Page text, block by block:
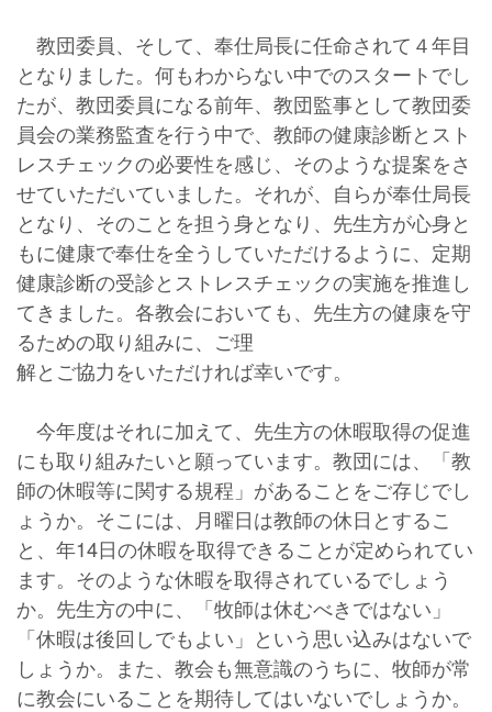
教団委員、そして、奉仕局長に任命されて４年目
となりました。何もわからない中でのスタートでし
たが、教団委員になる前年、教団監事として教団委
員会の業務監査を行う中で、教師の健康診断とスト
レスチェックの必要性を感じ、そのような提案をさ
せていただいていました。それが、自らが奉仕局長
となり、そのことを担う身となり、先生方が心身と
もに健康で奉仕を全うしていただけるように、定期
健康診断の受診とストレスチェックの実施を推進し
てきました。各教会においても、先生方の健康を守
るための取り組みに、ご理
解とご協力をいただければ幸いです。
今年度はそれに加えて、先生方の休暇取得の促進
にも取り組みたいと願っています。教団には、「教
師の休暇等に関する規程」があることをご存じでし
ょうか。そこには、月曜日は教師の休日とするこ
と、年14日の休暇を取得できることが定められてい
ます。そのような休暇を取得されているでしょう
か。先生方の中に、「牧師は休むべきではない」
「休暇は後回しでもよい」という思い込みはないで
しょうか。また、教会も無意識のうちに、牧師が常
に教会にいることを期待してはいないでしょうか。